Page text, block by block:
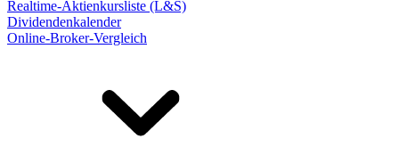
Realtime-Aktienkursliste (L&S)
Dividendenkalender
Online-Broker-Vergleich